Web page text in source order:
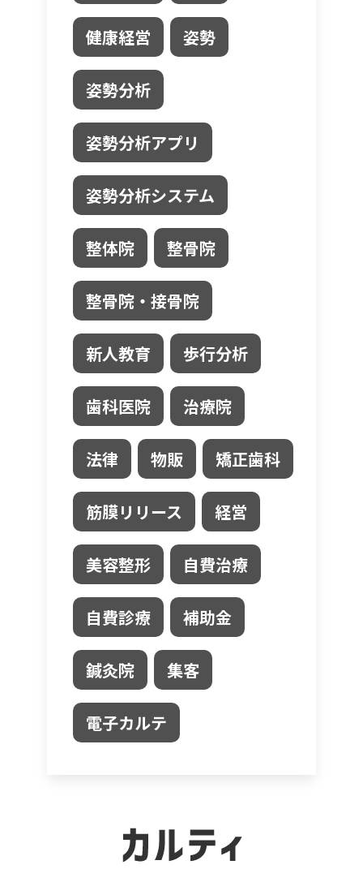
健康経営 姿勢
姿勢分析
姿勢分析アプリ
姿勢分析システム
整体院 整骨院
整骨院・接骨院
新人教育 歩行分析
歯科医院 治療院
法律 物販 矯正歯科
筋膜リリース 経営
美容整形 自費治療
自費診療 補助金
鍼灸院 集客
電子カルテ